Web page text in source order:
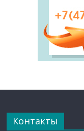
Контакты